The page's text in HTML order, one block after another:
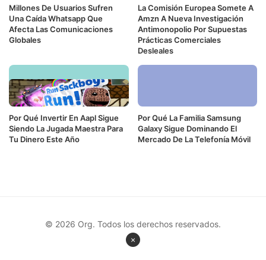
Millones De Usuarios Sufren
Una Caída Whatsapp Que
Afecta Las Comunicaciones
Globales
La Comisión Europea Somete A
Amzn A Nueva Investigación
Antimonopolio Por Supuestas
Prácticas Comerciales
Desleales
Por Qué Invertir En Aapl Sigue
Siendo La Jugada Maestra Para
Tu Dinero Este Año
Por Qué La Familia Samsung
Galaxy Sigue Dominando El
Mercado De La Telefonía Móvil
×
© 2026 Org. Todos los derechos reservados.